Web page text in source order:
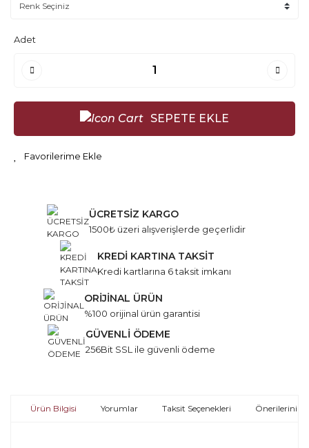
Adet
SEPETE EKLE
ÜCRETSİZ KARGO
1500₺ üzeri alışverişlerde geçerlidir
KREDİ KARTINA TAKSİT
Kredi kartlarına 6 taksit imkanı
ORİJİNAL ÜRÜN
%100 orijinal ürün garantisi
GÜVENLİ ÖDEME
256Bit SSL ile güvenli ödeme
Ürün Bilgisi Yorumlar Taksit Seçenekleri Önerileriniz